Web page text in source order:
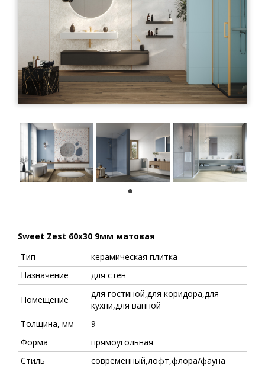
Sweet Zest 60x30 9мм матовая
Тип
керамическая плитка
Назначение
для стен
Помещение
для гостиной,для коридора,для
кухни,для ванной
Толщина, мм
9
Форма
прямоугольная
Стиль
современный,лофт,флора/фауна